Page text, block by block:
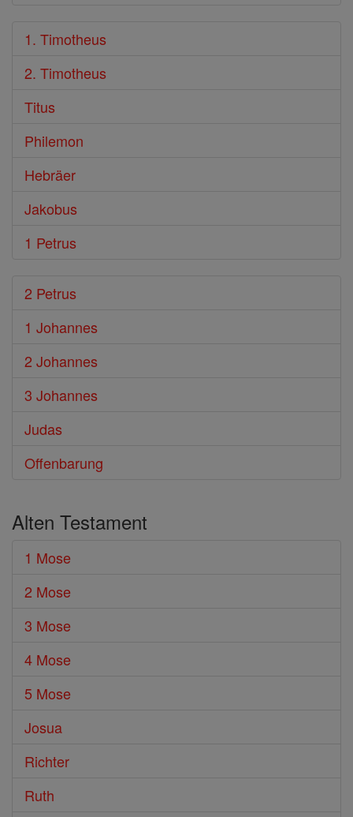
1. Timotheus
2. Timotheus
Titus
Philemon
Hebräer
Jakobus
1 Petrus
2 Petrus
1 Johannes
2 Johannes
3 Johannes
Judas
Offenbarung
Alten Testament
1 Mose
2 Mose
3 Mose
4 Mose
5 Mose
Josua
Richter
Ruth